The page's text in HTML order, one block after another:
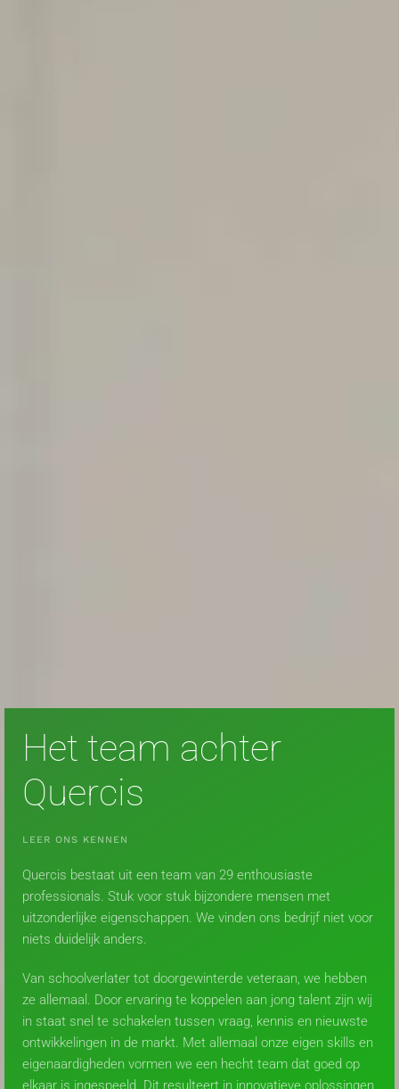
Het team achter
Quercis
LEER ONS KENNEN
Quercis bestaat uit een team van 29 enthousiaste
professionals. Stuk voor stuk bijzondere mensen met
uitzonderlijke eigenschappen. We vinden ons bedrijf niet voor
niets duidelijk anders.
Van schoolverlater tot doorgewinterde veteraan, we hebben
ze allemaal. Door ervaring te koppelen aan jong talent zijn wij
in staat snel te schakelen tussen vraag, kennis en nieuwste
ontwikkelingen in de markt. Met allemaal onze eigen skills en
eigenaardigheden vormen we een hecht team dat goed op
elkaar is ingespeeld. Dit resulteert in innovatieve oplossingen